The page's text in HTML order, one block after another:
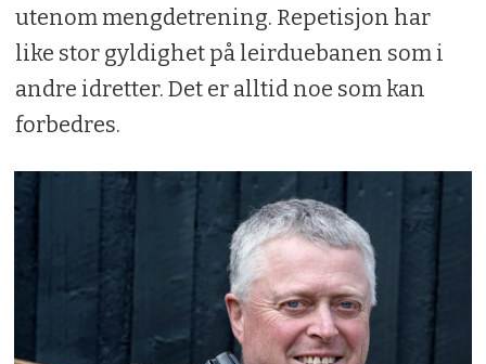
utenom mengdetrening. Repetisjon har
like stor gyldighet på leirduebanen som i
andre idretter. Det er alltid noe som kan
forbedres.